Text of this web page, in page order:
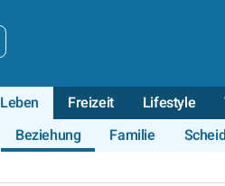
Leben Freizeit Lifestyle
Beziehung Familie